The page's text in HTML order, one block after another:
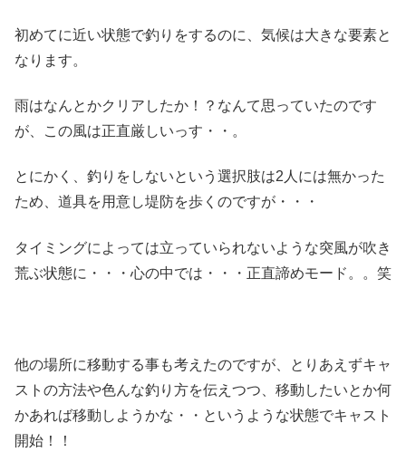
初めてに近い状態で釣りをするのに、気候は大きな要素と
なります。
雨はなんとかクリアしたか！？なんて思っていたのです
が、この風は正直厳しいっす・・。
とにかく、釣りをしないという選択肢は2人には無かった
ため、道具を用意し堤防を歩くのですが・・・
タイミングによっては立っていられないような突風が吹き
荒ぶ状態に・・・心の中では・・・正直諦めモード。。笑
他の場所に移動する事も考えたのですが、とりあえずキャ
ストの方法や色んな釣り方を伝えつつ、移動したいとか何
かあれば移動しようかな・・というような状態でキャスト
開始！！